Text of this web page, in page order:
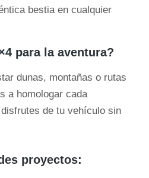
bestia en cualquier
para la aventura?
dunas, montañas o rutas
a homologar cada
de tu vehículo sin
proyectos: